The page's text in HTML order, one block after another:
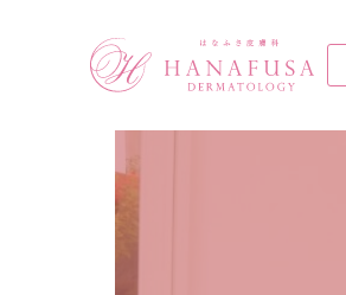
シミ
ピコレーザー
全て
お知らせ